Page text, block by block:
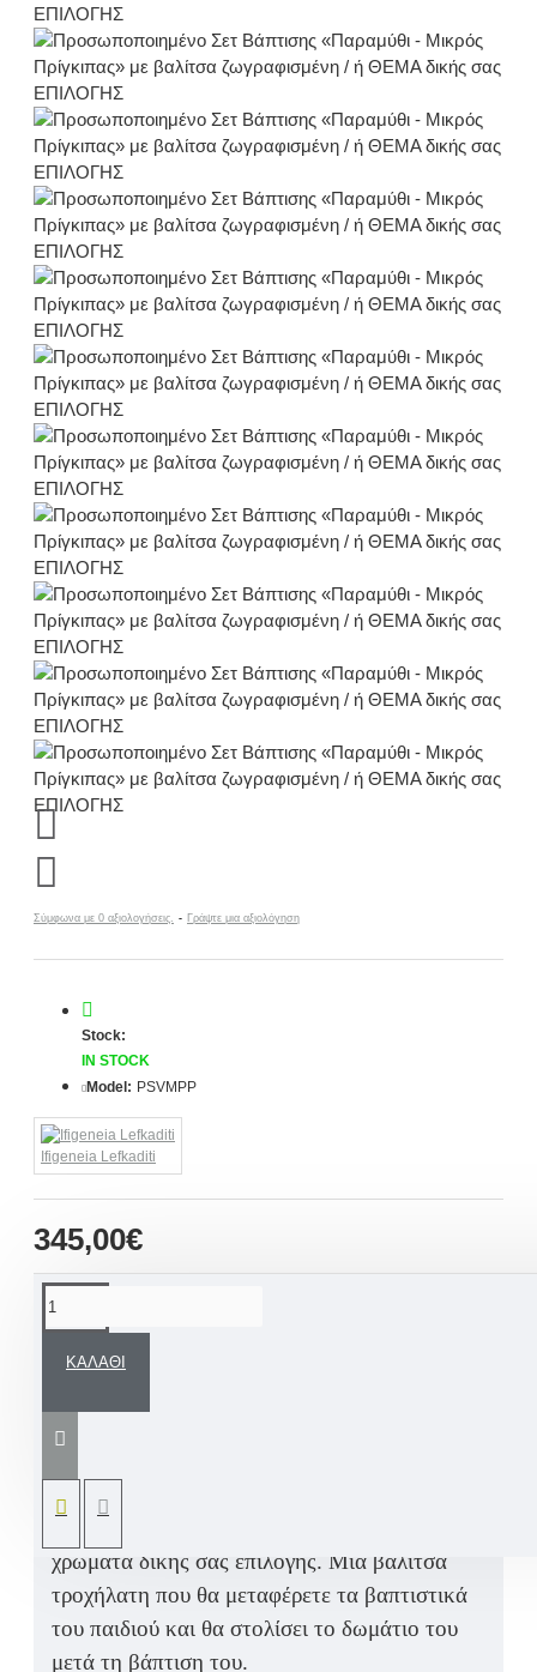
Σύμφωνα με 0 αξιολογήσεις. - Γράψτε μια αξιολόγηση
345,00€
Stock:
IN STOCK
Model: PSVMPP
Ifigeneia Lefkaditi
ΚΑΛΆΘΙ
για αγοράκι «Μικρός Πρίγκιπας ντυμένος με
ζωγραφισμένη εξ ολοκλήρου στο χέρι από
χρώματα δικής σας επιλογής. Μία βαλίτσα
τροχήλατη που θα μεταφέρετε τα βαπτιστικά
του παιδιού και θα στολίσει το δωμάτιο του
μετά τη βάπτιση του.